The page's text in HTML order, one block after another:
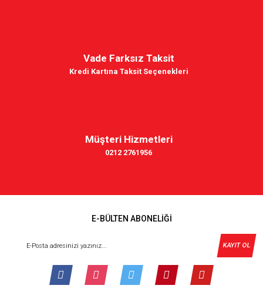
Vade Farksız Taksit
Kredi Kartına Taksit Seçenekleri
Müşteri Hizmetleri
0212 2761956
E-BÜLTEN ABONELİĞİ
KAYIT OL